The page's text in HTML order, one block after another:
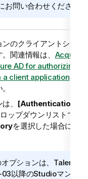
お問い合わせください。
ンのクライアントシーク
関連情報は、 Acquire
AD for authorizing
client application
、 [Authentication
ップダウンリストで
を選択した場合に利
プションは、Talendの
以降のStudioマンスリ